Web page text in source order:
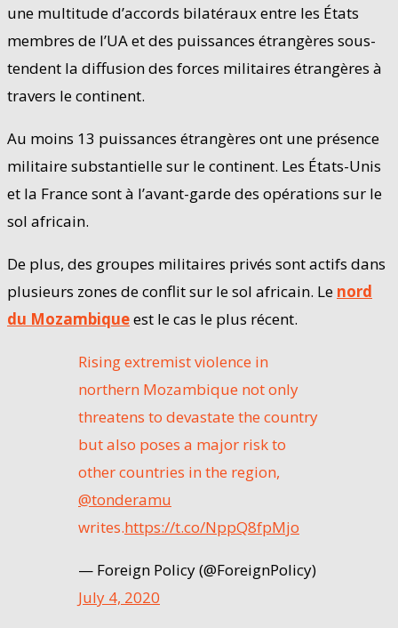
une multitude d’accords bilatéraux entre les États
membres de l’UA et des puissances étrangères sous-
tendent la diffusion des forces militaires étrangères à
travers le continent.
Au moins 13 puissances étrangères ont une présence
militaire substantielle sur le continent. Les États-Unis
et la France sont à l’avant-garde des opérations sur le
sol africain.
De plus, des groupes militaires privés sont actifs dans
plusieurs zones de conflit sur le sol africain. Le nord
du Mozambiqueest le cas le plus récent.
Rising extremist violence in
northern Mozambique not only
threatens to devastate the country
but also poses a major risk to
other countries in the region,
@tonderamu
writes.https://t.co/NppQ8fpMjo
— Foreign Policy (@ForeignPolicy)
July 4, 2020